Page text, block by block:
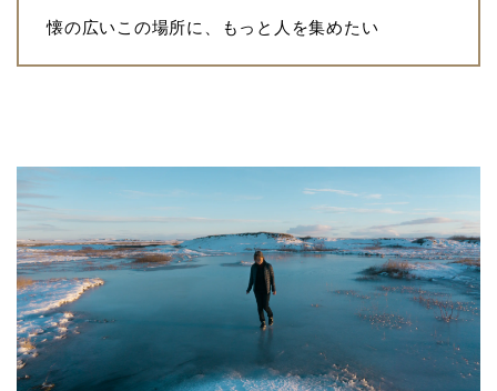
懐の広いこの場所に、もっと人を集めたい